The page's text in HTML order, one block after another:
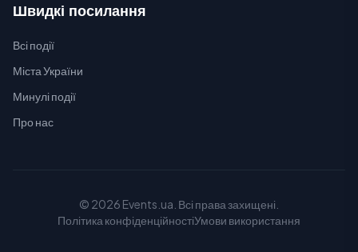
Швидкі посилання
Всі події
Міста України
Минулі події
Про нас
© 2026 Events.ua. Всі права захищені.
Політика конфіденційностіУмови використання